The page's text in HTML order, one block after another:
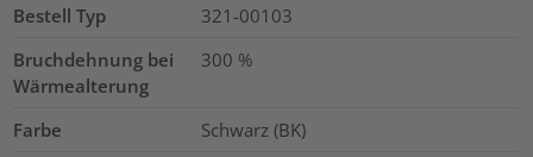
Bestell Typ
321-00103
Bruchdehnung bei
Wärmealterung
300 %
Farbe
Schwarz (BK)